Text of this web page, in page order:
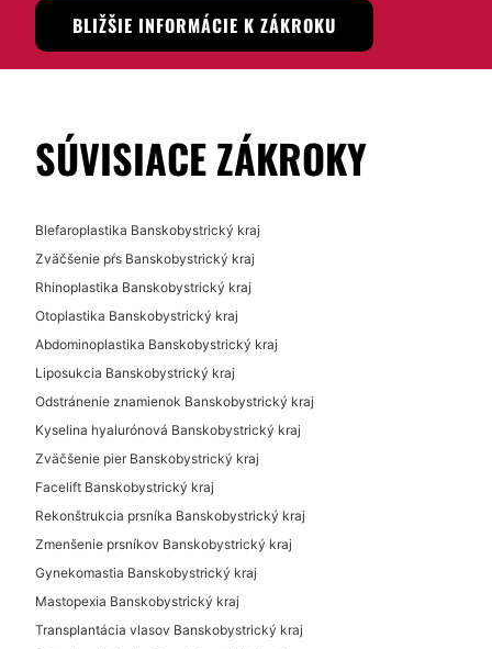
BLIŽŠIE INFORMÁCIE K ZÁKROKU
SÚVISIACE ZÁKROKY
Blefaroplastika Banskobystrický kraj
Zväčšenie pŕs Banskobystrický kraj
Rhinoplastika Banskobystrický kraj
Otoplastika Banskobystrický kraj
Abdominoplastika Banskobystrický kraj
Liposukcia Banskobystrický kraj
Odstránenie znamienok Banskobystrický kraj
Kyselina hyalurónová Banskobystrický kraj
Zväčšenie pier Banskobystrický kraj
Facelift Banskobystrický kraj
Rekonštrukcia prsníka Banskobystrický kraj
Zmenšenie prsníkov Banskobystrický kraj
Gynekomastia Banskobystrický kraj
Mastopexia Banskobystrický kraj
Transplantácia vlasov Banskobystrický kraj